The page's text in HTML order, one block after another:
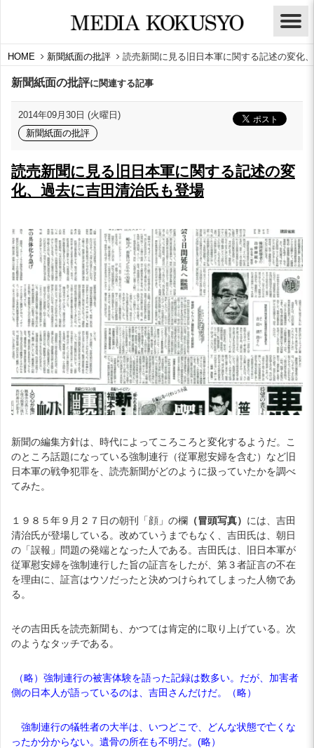
HOME 新聞紙面の批評 読売新聞に見る旧日本軍に関する記述の変化
新聞紙面の批評に関連する記事
2014年09月30日 (火曜日)
新聞紙面の批評
読売新聞に見る旧日本軍に関する記述の変
化、過去に吉田清治氏も登場
新聞の編集方針は、時代によってころころと変化するようだ。こ
のところ話題になっている強制連行（従軍慰安婦を含む）など旧
日本軍の戦争犯罪を、読売新聞がどのように扱っていたかを調べ
てみた。
１９８５年９月２７日の朝刊「顔」の欄 （冒頭写真） には、吉田
清治氏が登場している。改めていうまでもなく、吉田氏は、朝日
の「誤報」問題の発端となった人である。吉田氏は、旧日本軍が
従軍慰安婦を強制連行した旨の証言をしたが、第３者証言の不在
を理由に、証言はウソだったと決めつけられてしまった人物であ
る。
その吉田氏を読売新聞も、かつては肯定的に取り上げている。次
のようなタッチである。
（略）強制連行の被害体験を語った記録は数多い。だが、加害者
側の日本人が語っているのは、吉田さんだけだ。（略）
強制連行の犠牲者の大半は、いつどこで、どんな状態で亡くな
ったか分からない。遺骨の所在も不明だ。(略）